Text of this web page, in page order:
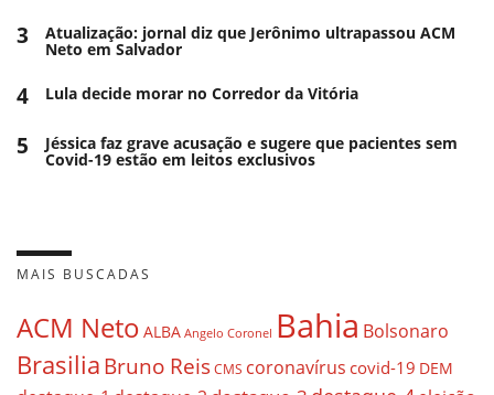
3 Atualização: jornal diz que Jerônimo ultrapassou ACM
Neto em Salvador
4 Lula decide morar no Corredor da Vitória
5 Jéssica faz grave acusação e sugere que pacientes sem
Covid-19 estão em leitos exclusivos
MAIS BUSCADAS
ACM Neto ALBA Angelo Coronel Bahia Bolsonaro
BrasiliaBruno ReisCMS coronavírus covid-19 DEM